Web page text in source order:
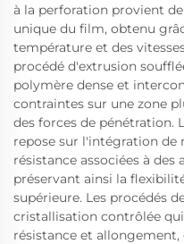
à la perforation provient
unique du film, obtenu
température et des
procédé d'extrusion
polymère dense et
contraintes sur une zone
des forces de pénétration.
repose sur l'intégration de
résistance associées à
préservant ainsi la
supérieure. Les procédés
cristallisation contrôlée
résistance et